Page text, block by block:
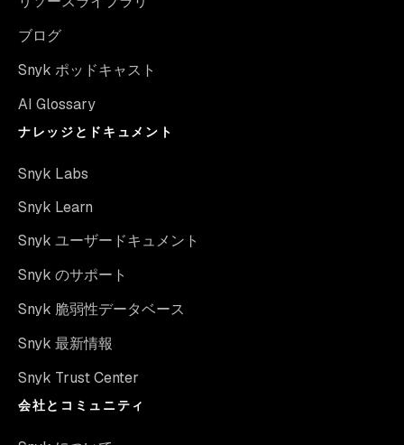
ブログ
Snyk ポッドキャスト
AI Glossary
ナレッジとドキュメント
Snyk Labs
Snyk Learn
Snyk ユーザードキュメント
Snyk のサポート
Snyk 脆弱性データベース
Snyk 最新情報
Snyk Trust Center
会社とコミュニティ